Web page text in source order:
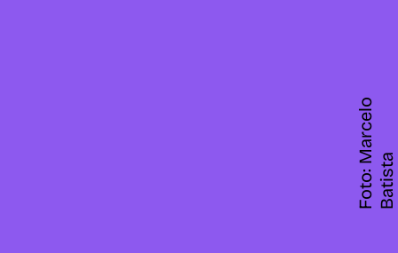
F
o
t
o
:
M
a
r
c
e
l
o
B
a
t
i
s
ta